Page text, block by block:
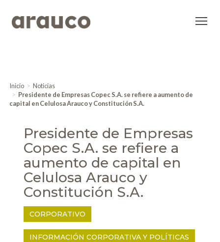
Inicio
Noticias
Presidente de Empresas Copec S.A. se refiere a aumento de
capital en Celulosa Arauco y Constitución S.A.
Presidente de Empresas
Copec S.A. se refiere a
aumento de capital en
Celulosa Arauco y
Constitución S.A.
CORPORATIVO
INFORMACIÓN CORPORATIVA Y POLÍTICAS